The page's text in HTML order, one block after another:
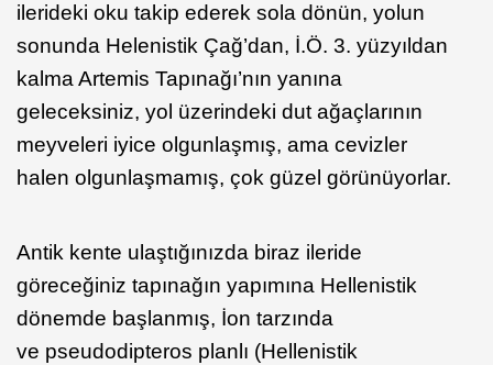
ilerideki oku takip ederek sola dönün, yolun
sonunda Helenistik Çağ’dan, İ.Ö. 3. yüzyıldan
kalma Artemis Tapınağı’nın yanına
geleceksiniz, yol üzerindeki dut ağaçlarının
meyveleri iyice olgunlaşmış, ama cevizler
halen olgunlaşmamış, çok güzel görünüyorlar.
Antik kente ulaştığınızda biraz ileride
göreceğiniz tapınağın yapımına Hellenistik
dönemde başlanmış, İon tarzında
ve pseudodipteros planlı (Hellenistik